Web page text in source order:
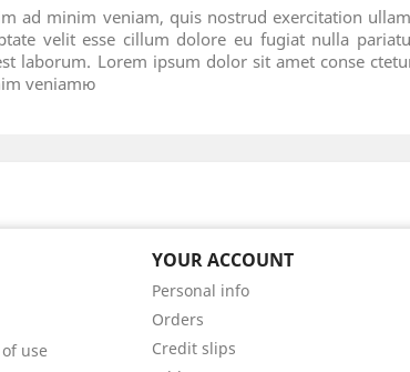
ad minim veniam, quis nostrud exercitation
velit esse cillum dolore eu fugiat nulla
laborum. Lorem ipsum dolor sit amet conse
veniamю
use
YOUR ACCOUNT
Personal info
Orders
Credit slips